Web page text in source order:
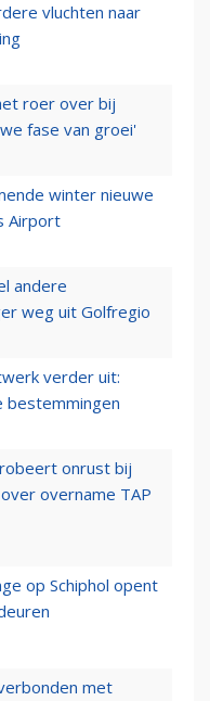
vluchten naar
roer over bij
fase van groei'
winter nieuwe
Airport
andere
weg uit Golfregio
verder uit:
bestemmingen
onrust bij
overname TAP
op Schiphol opent
met